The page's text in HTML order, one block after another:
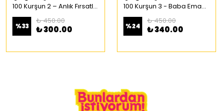
100 Kurşun 2 – Anlık Fırsatlar Türkçe Çizgi Roman
%33
₺ 450.00
₺ 300.00
100 Kurşun 3 - Baba Emaneti Türkçe Çizgi Roman
%24
₺ 450.00
₺ 340.00